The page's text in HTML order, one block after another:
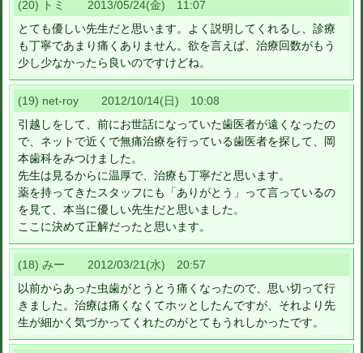
(20) トミ 2013/05/24(金) 11:07
とても優しい先生だと思います。よく説明してくれるし、診療
も丁寧であまり痛くありません。欲を言えば、治療回数がもう
少し少なかったら良いのですけどね。
(19) net-roy 2012/10/14(日) 10:08
引越しをして、前にお世話になっていた歯医者が遠くなったの
で、ネットで近くで無痛治療を行っている歯医者を探して、岡
本歯科をみつけました。
先生は見るからに温厚で、治療も丁寧だと思います。
薬を持ってきたスタッフにも「ありがとう」って言っているの
を見て、本当に優しい先生だと思いました。
ここに決めて正解だったと思います。
(18) みー 2012/03/21(水) 20:57
以前からあった虫歯がとうとう痛くなったので、思い切って行
きました。治療は痛くなくてホッとしたんですが、それより先
生が細かく気づかってくれたのがとてもうれしかったです。